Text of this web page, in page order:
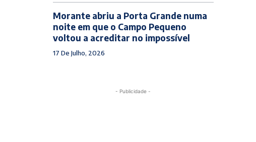
Morante abriu a Porta Grande numa
noite em que o Campo Pequeno
voltou a acreditar no impossível
17 De Julho, 2026
- Publicidade -